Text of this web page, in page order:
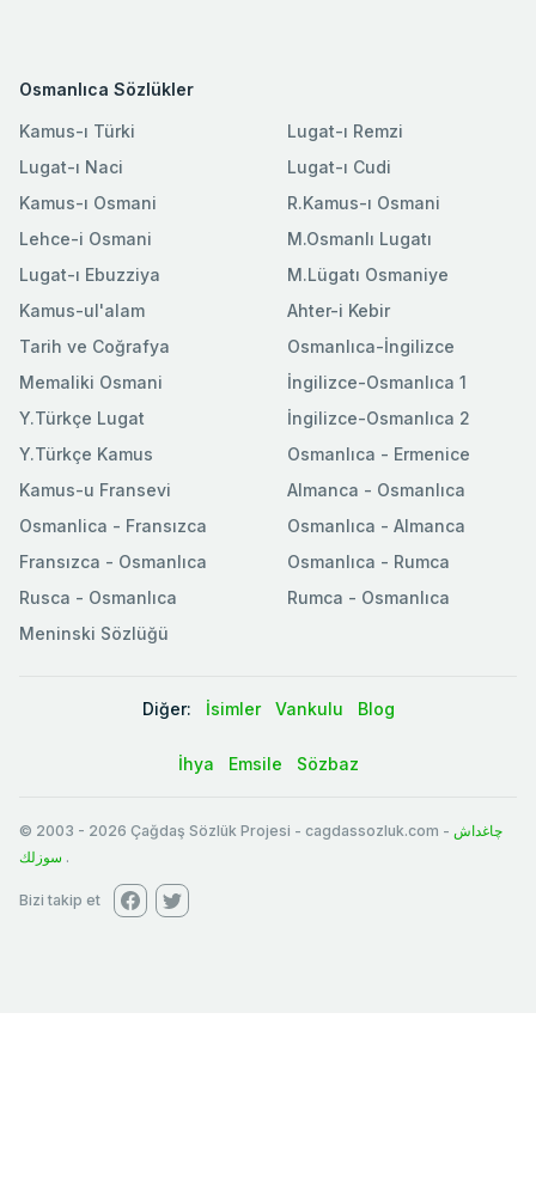
Osmanlıca Sözlükler
Kamus-ı Türki
Lugat-ı Naci
Kamus-ı Osmani
Lehce-i Osmani
Lugat-ı Ebuzziya
Lugat-ı Remzi
Lugat-ı Cudi
R.Kamus-ı Osmani
M.Osmanlı Lugatı
M.Lügatı Osmaniye
Kamus-ul'alam
Tarih ve Coğrafya
Memaliki Osmani
Y.Türkçe Lugat
Y.Türkçe Kamus
Ahter-i Kebir
Osmanlıca-İngilizce
İngilizce-Osmanlıca 1
İngilizce-Osmanlıca 2
Osmanlıca - Ermenice
Kamus-u Fransevi
Osmanlica - Fransızca
Fransızca - Osmanlıca
Rusca - Osmanlıca
Meninski Sözlüğü
Almanca - Osmanlıca
Osmanlıca - Almanca
Osmanlıca - Rumca
Rumca - Osmanlıca
Diğer: İsimler Vankulu Blog
İhya Emsile Sözbaz
© 2003 - 2026 Çağdaş Sözlük Projesi - cagdassozluk.com - چاغداش
سوزلك .
Bizi takip et